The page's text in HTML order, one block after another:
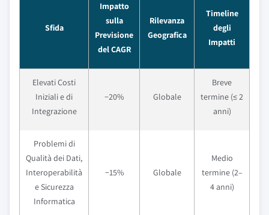
Sfida
Impatto
sulla
Previsione
del CAGR
Rilevanza
Geografica
Timeline
degli
Impatti
Elevati Costi
Iniziali e di
Integrazione
−20% Globale
Breve
termine (≤ 2
anni)
Problemi di
Qualità dei Dati,
Interoperabilità
e Sicurezza
Informatica
−15% Globale
Medio
termine (2–
4 anni)